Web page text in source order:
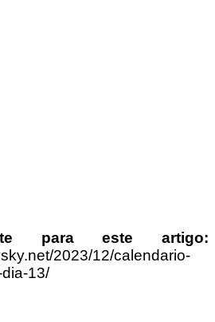
para este artigo:
2023/12/calendario-
13/